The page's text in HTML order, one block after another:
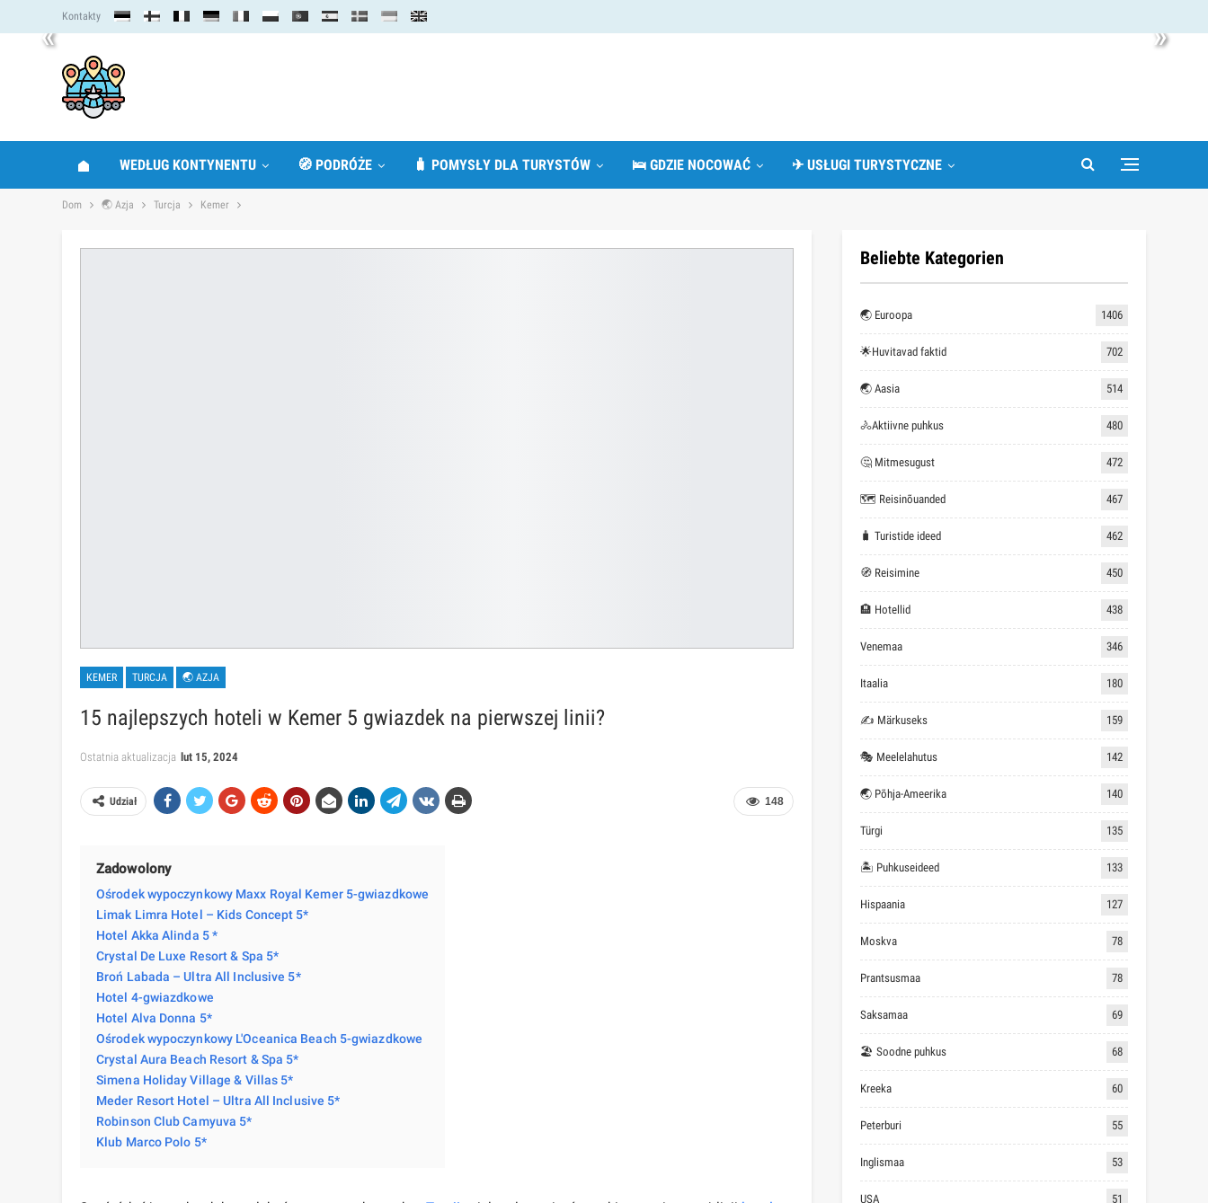
« »
Kontakty
WEDŁUG KONTYNENTU 🧭 PODRÓŻE 🧳 POMYSŁY DLA TURYSTÓW 🛌 GDZIE NOCOWAĆ ✈ USŁUGI TURYSTYCZNE
Dom 🌏 Azja Turcja Kemer
KEMER TURCJA 🌏 AZJA
15 najlepszych hoteli w Kemer 5 gwiazdek na pierwszej linii?
Ostatnia aktualizacja lut 15, 2024
148
Udział
Zadowolony
Ośrodek wypoczynkowy Maxx Royal Kemer 5-gwiazdkowe
Limak Limra Hotel – Kids Concept 5*
Hotel Akka Alinda 5 *
Crystal De Luxe Resort & Spa 5*
Broń Labada – Ultra All Inclusive 5*
Hotel 4-gwiazdkowe
Hotel Alva Donna 5*
Ośrodek wypoczynkowy L'Oceanica Beach 5-gwiazdkowe
Crystal Aura Beach Resort & Spa 5*
Simena Holiday Village & Villas 5*
Meder Resort Hotel – Ultra All Inclusive 5*
Robinson Club Camyuva 5*
Klub Marco Polo 5*
Beliebte Kategorien
🌏 Euroopa 1406
🌟Huvitavad faktid 702
🌏 Aasia 514
🚴Aktiivne puhkus 480
🤔 Mitmesugust 472
🗺 Reisinõuanded 467
🧳 Turistide ideed 462
🧭 Reisimine 450
🏨 Hotellid 438
Venemaa 346
Itaalia 180
✍ Märkuseks 159
🎭 Meelelahutus 142
🌏 Põhja-Ameerika 140
Türgi 135
🏝 Puhkuseideed 133
Hispaania 127
Moskva 78
Prantsusmaa 78
Saksamaa 69
🏖 Soodne puhkus 68
Kreeka 60
Peterburi 55
Inglismaa 53
USA 51